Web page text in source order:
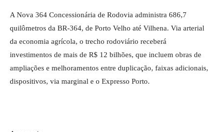
A Nova 364 Concessionária de Rodovia administra 686,7
quilômetros da BR-364, de Porto Velho até Vilhena. Via arterial
da economia agrícola, o trecho rodoviário receberá
investimentos de mais de R$ 12 bilhões, que incluem obras de
ampliações e melhoramentos entre duplicação, faixas adicionais,
dispositivos, via marginal e o Expresso Porto.